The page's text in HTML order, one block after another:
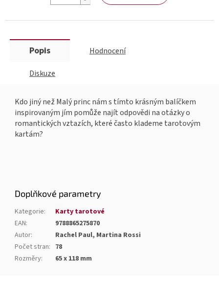
Popis Hodnocení
Diskuze
Kdo jiný než Malý princ nám s tímto krásným balíčkem
inspirovaným jím pomůže najít odpovědi na otázky o
romantických vztazích, které často klademe tarotovým
kartám?
Doplňkové parametry
Kategorie:
Karty tarotové
EAN:
9788865275870
Autor:
Rachel Paul, Martina Rossi
Počet stran: 78
Rozměry: 65 x 118 mm